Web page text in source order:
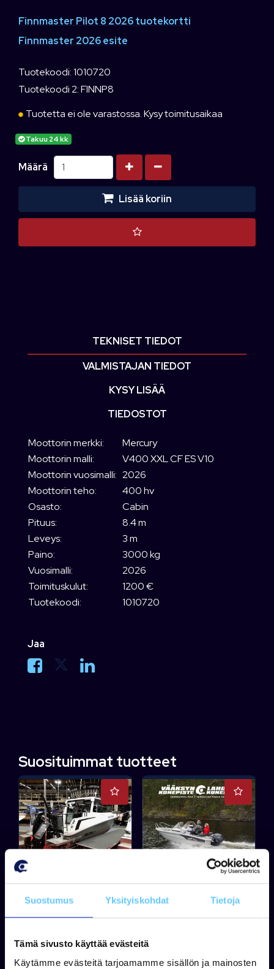
Suostumus Yksityiskohdat Tietoja
Tämä sivusto käyttää evästeitä
Käytämme evästeitä tarjoamamme sisällön ja mainosten
Finnmaster Pilot 8 2026 tuotekortti
Finnmaster 2026 esite
Tuotekoodi: 1010720
Tuotekoodi 2: FINNP8
Tuotetta ei ole varastossa. Kysy toimitusaikaa
Takuu 24 kk
Määrä Kasvata määrää
Vähennä määrää
Lisää koriin
TEKNISET TIEDOT
VALMISTAJAN TIEDOT
KYSY LISÄÄ
TIEDOSTOT
Moottorin merkki:
Mercury
Moottorin malli:
V400 XXL CF ES V10
Moottorin vuosimalli: 2026
Moottorin teho:
400 hv
Osasto:
Cabin
Pituus:
8.4 m
Leveys:
3 m
Paino:
3000 kg
Vuosimalli:
2026
Toimituskulut:
1200 €
Tuotekoodi:
1010720
Jaa
Suosituimmat tuotteet
FALCON
XL
SUVI
Suvi 45 Duo + Yamaha
F30